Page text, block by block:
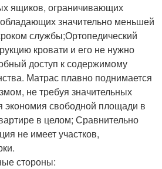
ящиков, ограничивающих
значительно меньшей
службы;Ортопедический
кровати и его не нужно
доступ к содержимому
Матрас плавно поднимается
не требуя значительных
экономия свободной площади в
в целом; Сравнительно
не имеет участков,
стороны: